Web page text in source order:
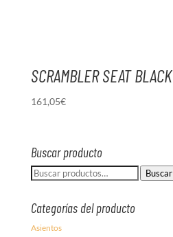
SCRAMBLER SEAT BLACK
161,05€
Buscar producto
Buscar
Buscar
Categorías del producto
Asientos